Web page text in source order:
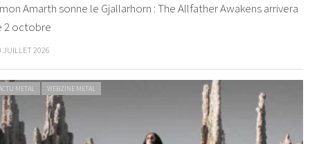
Amarth sonne le Gjallarhorn : The Allfather Awakens arrivera
2 octobre
JUILLET 2026
METAL WEBZINE METAL